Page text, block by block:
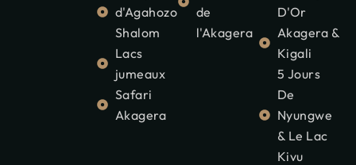
d'Agahozo
Shalom
Lacs
jumeaux
Safari
Akagera
de
l'Akagera
D'Or
Akagera &
Kigali
5 Jours
De
Nyungwe
& Le Lac
Kivu